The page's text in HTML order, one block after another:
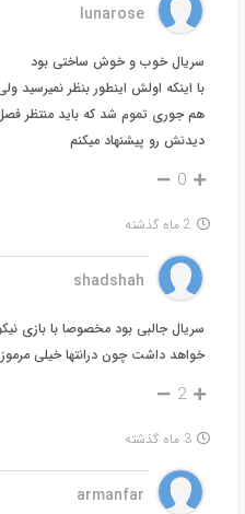
lunarose
سریال خوب و خوش ساختی بود
با اینکه اولش اینطور بنظر نمیرسید
هم جوری تموم شد که باید منتظر
دیدنش رو پیشنهاد میکنم
0
2 ماه گذشته
shadshah
خواهد داشت چون درانتها خیلی
2
3 ماه گذشته
armanfar